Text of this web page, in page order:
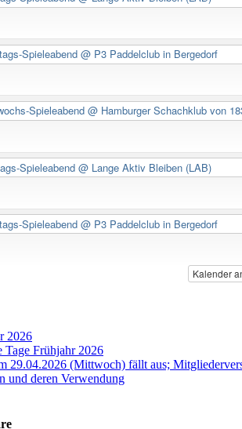
Spieleabend @ P3 Paddelclub in Bergedorf
Spieleabend @ Hamburger Schachklub von
Spieleabend @ Lange Aktiv Bleiben (LAB)
Spieleabend @ P3 Paddelclub in Bergedorf
Kalender
2026
Tage Frühjahr 2026
29.04.2026 (Mittwoch) fällt aus;
und deren Verwendung